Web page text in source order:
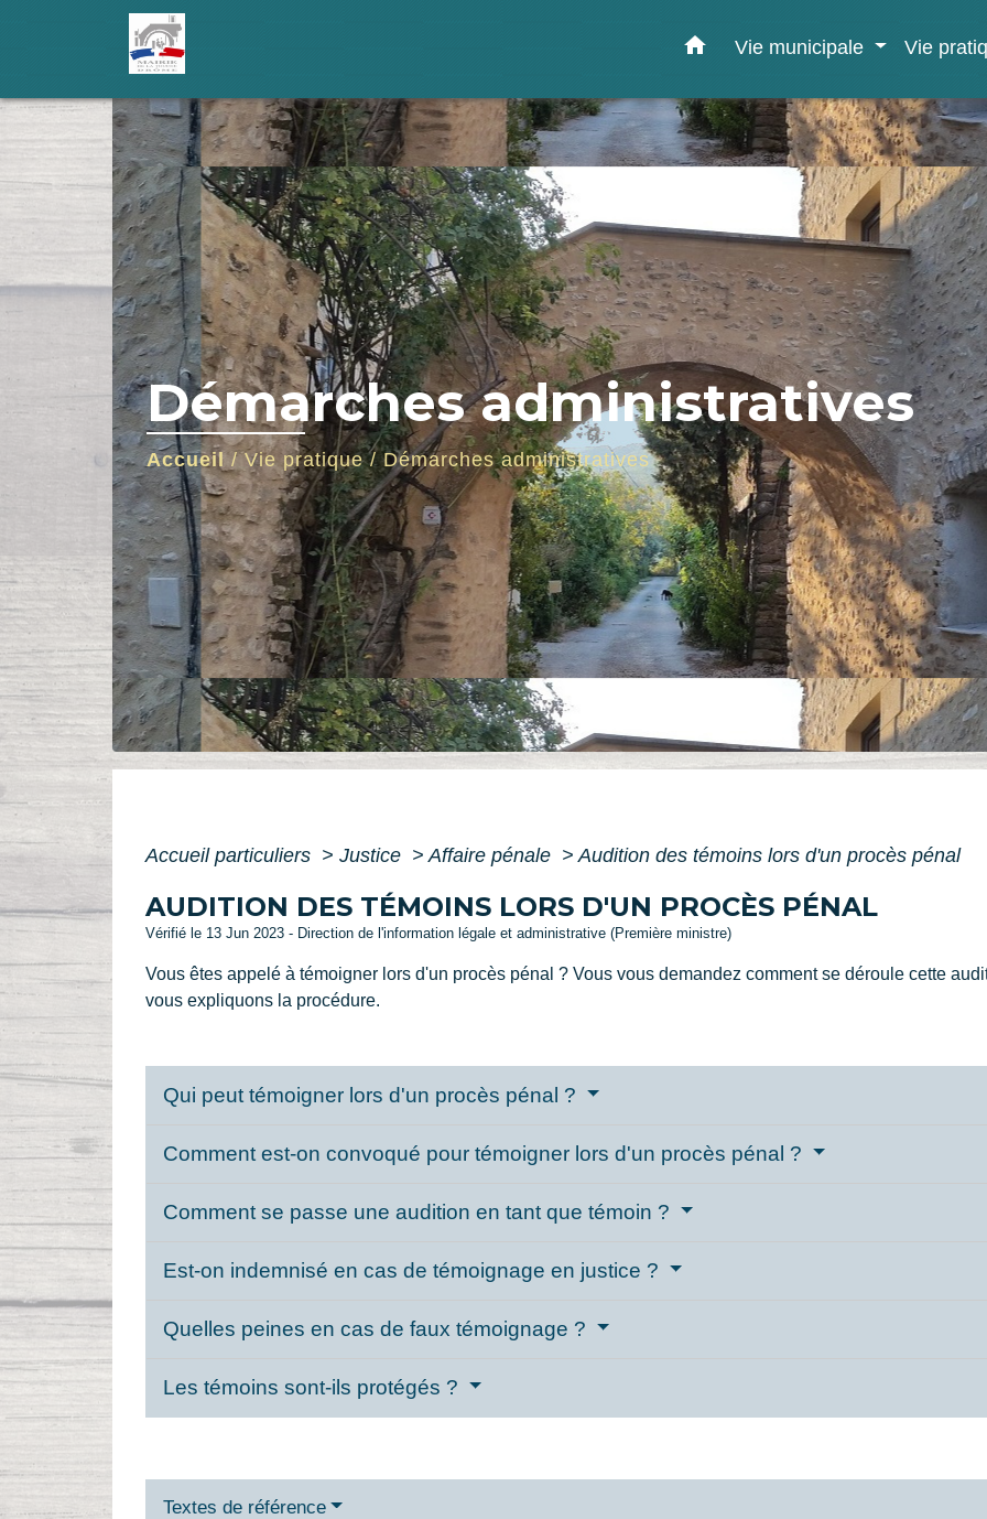
home Vie municipale Vie
Démarches administratives
Accueil/Vie pratique/Démarches administratives
Accueil particuliers > Justice > Affaire pénale > Audition des témoins lors d'un procès pénal
AUDITION DES TÉMOINS LORS D'UN PROCÈS PÉNAL
Vérifié le 13 Jun 2023 - Direction de l'information légale et administrative (Première ministre)
Vous êtes appelé à témoigner lors d'un procès pénal ? Vous vous demandez comment se déroule cette
vous expliquons la procédure.
Qui peut témoigner lors d'un procès pénal ?
Comment est-on convoqué pour témoigner lors d'un procès pénal ?
Comment se passe une audition en tant que témoin ?
Est-on indemnisé en cas de témoignage en justice ?
Quelles peines en cas de faux témoignage ?
Les témoins sont-ils protégés ?
Textes de référence